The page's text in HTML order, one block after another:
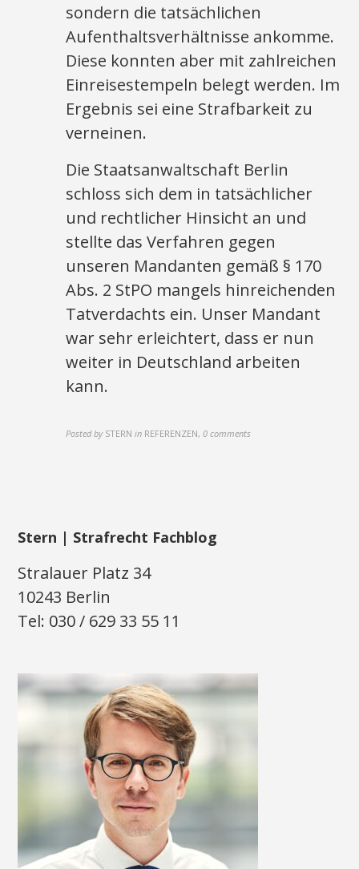
sondern die tatsächlichen
Aufenthaltsverhältnisse ankomme.
Diese konnten aber mit zahlreichen
Einreisestempeln belegt werden. Im
Ergebnis sei eine Strafbarkeit zu
verneinen.
Die Staatsanwaltschaft Berlin
schloss sich dem in tatsächlicher
und rechtlicher Hinsicht an und
stellte das Verfahren gegen
unseren Mandanten gemäß § 170
Abs. 2 StPO mangels hinreichenden
Tatverdachts ein. Unser Mandant
war sehr erleichtert, dass er nun
weiter in Deutschland arbeiten
kann.
Posted by STERN in REFERENZEN,0 comments
Stern | Strafrecht Fachblog
Stralauer Platz 34
10243 Berlin
Tel: 030 / 629 33 55 11